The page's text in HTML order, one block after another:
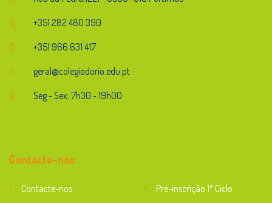
+351 282 480 390
+351 966 631 417
geral@colegiodorio.edu.pt
Seg - Sex: 7h30 - 19h00
Contacte-nos:
Contacte-nos
Pré-inscrição 1º Ciclo